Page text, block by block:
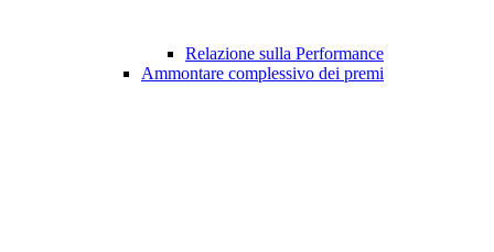
Relazione sulla Performance
Ammontare complessivo dei premi